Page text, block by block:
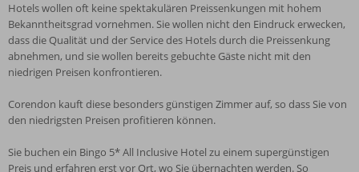
Hotels wollen oft keine spektakulären Preissenkungen mit hohem
Bekanntheitsgrad vornehmen. Sie wollen nicht den Eindruck erwecken,
dass die Qualität und der Service des Hotels durch die Preissenkung
abnehmen, und sie wollen bereits gebuchte Gäste nicht mit den
niedrigen Preisen konfrontieren.
Corendon kauft diese besonders günstigen Zimmer auf, so dass Sie von
den niedrigsten Preisen profitieren können.
Sie buchen ein Bingo 5* All Inclusive Hotel zu einem supergünstigen
Preis und erfahren erst vor Ort, wo Sie übernachten werden. So